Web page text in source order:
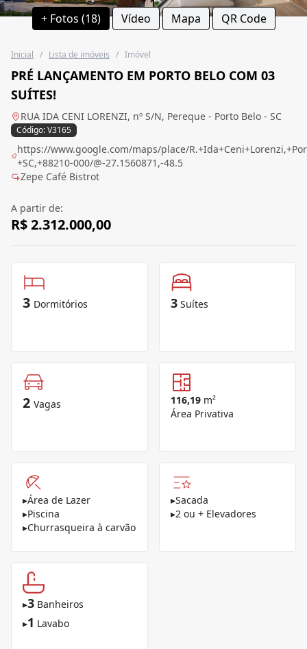
+ Fotos (18) Vídeo Mapa QR Code
Inicial / Lista de imóveis / Imóvel
PRÉ LANÇAMENTO EM PORTO BELO COM 03
SUÍTES!
RUA IDA CENI LORENZI, nº S/N, Pereque - Porto Belo - SC
Código: V3165
https://www.google.com/maps/place/
+SC,+88210-000/@-27.1560871,-48.5
Zepe Café Bistrot
A partir de:
R$ 2.312.000,00
3 Dormitórios 3 Suítes
2 Vagas 116,19 m²
Área Privativa
▸Área de Lazer
▸Piscina
▸Churrasqueira à carvão
▸Sacada
▸2 ou + Elevadores
▸3 Banheiros
▸1 Lavabo